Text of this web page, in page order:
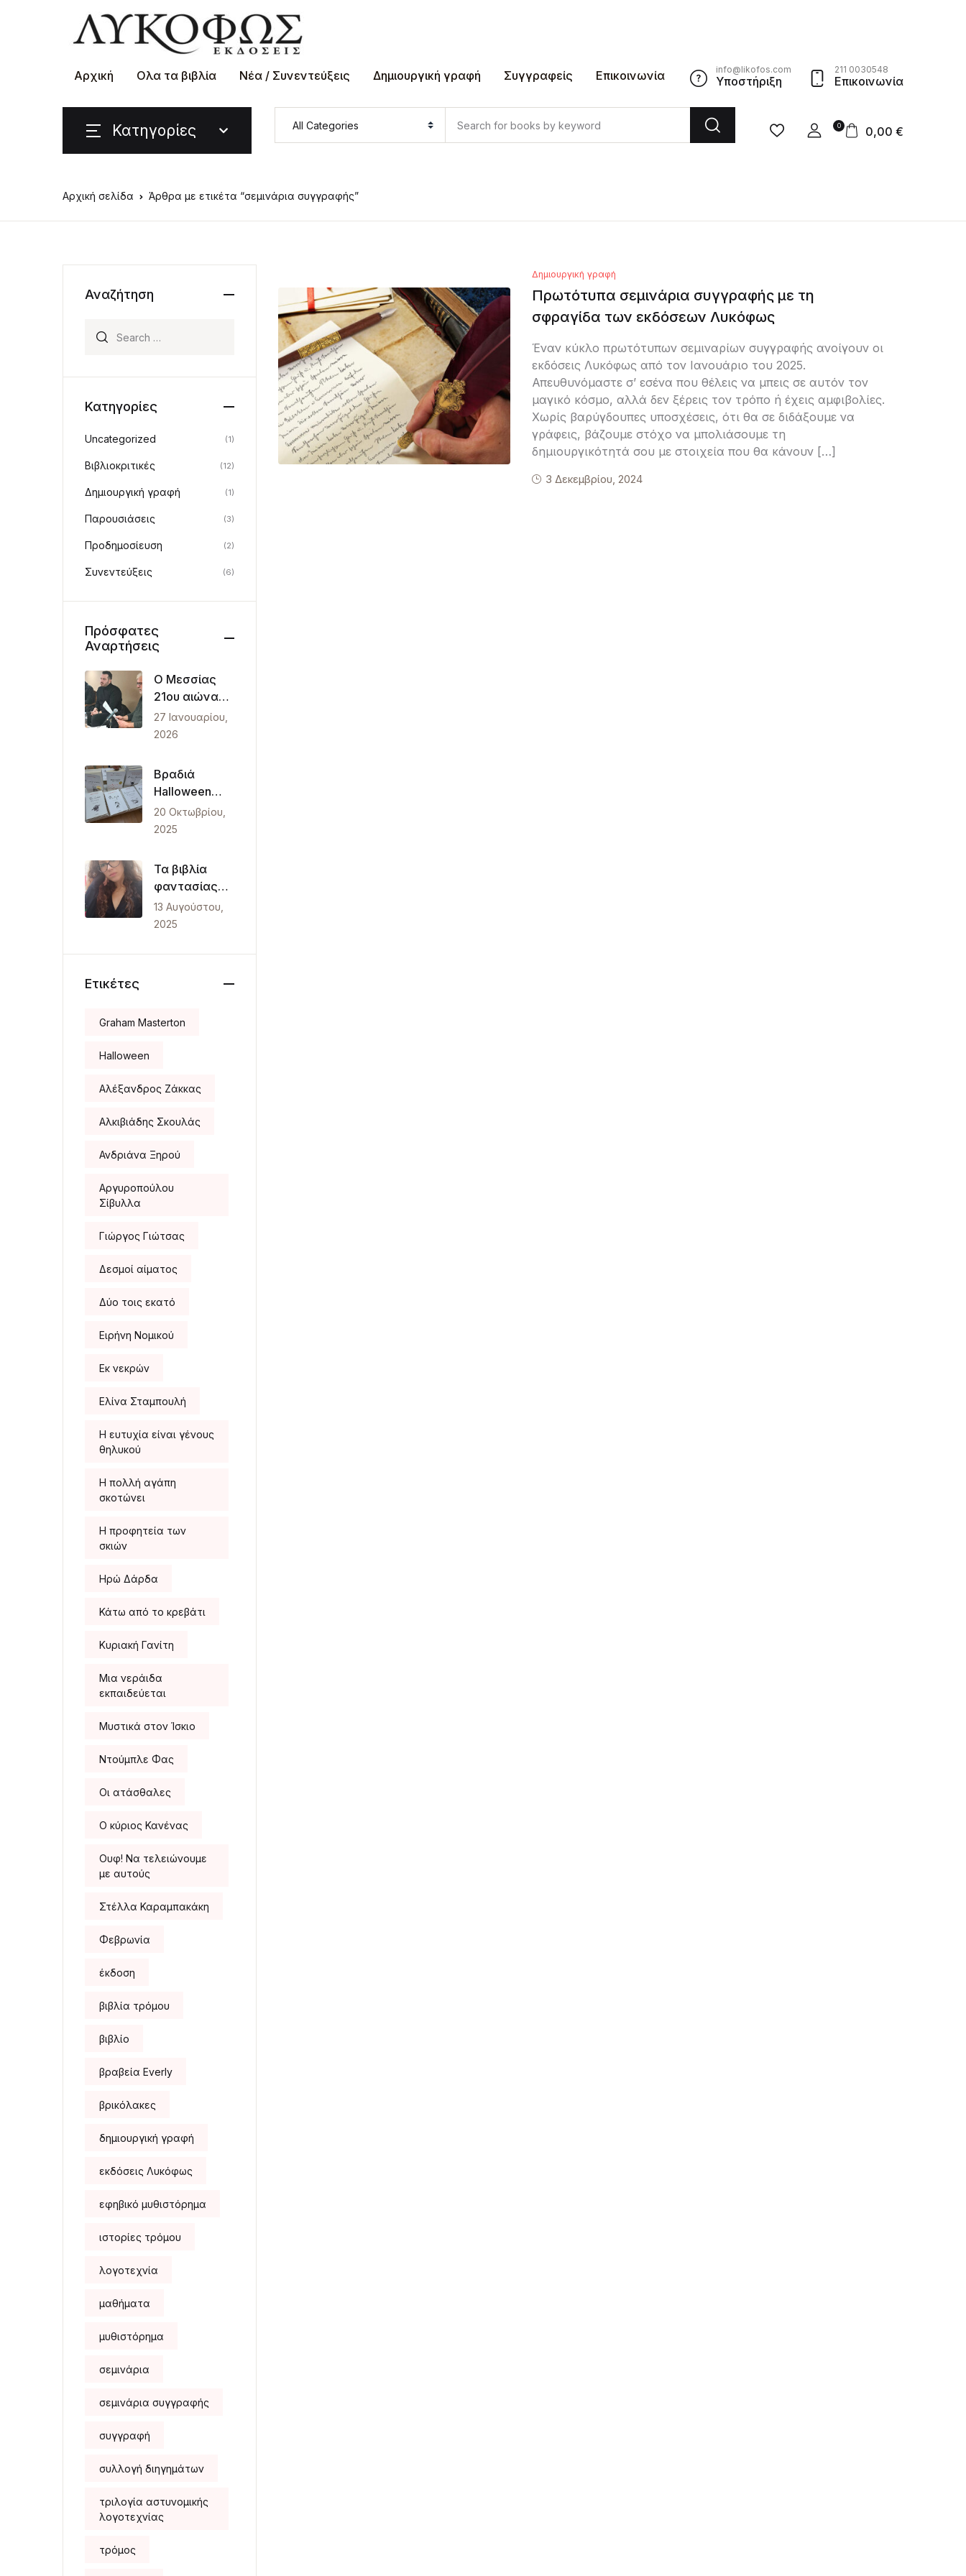
Αρχική Ολα τα βιβλία Νέα / Συνεντεύξεις Δημιουργική γραφή Συγγραφείς Επικοινωνία info@likofos.com
Υποστήριξη
211 0030548
Επικοινωνία
Κατηγορίες 0 0,00 €
Αρχική σελίδα Άρθρα με ετικέτα “σεμινάρια συγγραφής”
Δημιουργική γραφή
Πρωτότυπα σεμινάρια συγγραφής με τη
σφραγίδα των εκδόσεων Λυκόφως
Έναν κύκλο πρωτότυπων σεμιναρίων συγγραφής ανοίγουν οι
εκδόσεις Λυκόφως από τον Ιανουάριο του 2025.
Απευθυνόμαστε σ’ εσένα που θέλεις να μπεις σε αυτόν τον
μαγικό κόσμο, αλλά δεν ξέρεις τον τρόπο ή έχεις αμφιβολίες.
Χωρίς βαρύγδουπες υποσχέσεις, ότι θα σε διδάξουμε να
γράφεις, βάζουμε στόχο να μπολιάσουμε τη
δημιουργικότητά σου με στοιχεία που θα κάνουν […]
3 Δεκεμβρίου, 2024
Αναζήτηση
Κατηγορίες
Uncategorized (1)
Βιβλιοκριτικές (12)
Δημιουργική γραφή (1)
Παρουσιάσεις (3)
Προδημοσίευση (2)
Συνεντεύξεις (6)
Πρόσφατες
Αναρτήσεις
Ο Μεσσίας
21ου αιώνα
ξεκίνησε το
ταξίδι του
Θεσσαλονίκη
27 Ιανουαρίου,
2026
Βραδιά
Halloween
στο Art and
Books Studio
εκδόσεων
Λυκόφως
20 Οκτωβρίου,
2025
Τα βιβλία
φαντασίας
είναι ένα
μέσο
την
13 Αυγούστου,
2025
Ετικέτες
Graham Masterton
Halloween
Αλέξανδρος Ζάκκας
Αλκιβιάδης Σκουλάς
Ανδριάνα Ξηρού
Αργυροπούλου
Σίβυλλα
Γιώργος Γιώτσας
Δεσμοί αίματος
Δύο τοις εκατό
Ειρήνη Νομικού
Εκ νεκρών
Ελίνα Σταμπουλή
Η ευτυχία είναι γένους
θηλυκού
Η πολλή αγάπη
σκοτώνει
Η προφητεία των
σκιών
Ηρώ Δάρδα
Κάτω από το κρεβάτι
Κυριακή Γανίτη
Μια νεράιδα
εκπαιδεύεται
Μυστικά στον Ίσκιο
Ντούμπλε Φας
Οι ατάσθαλες
Ο κύριος Κανένας
Ουφ! Να τελειώνουμε
με αυτούς
Στέλλα Καραμπακάκη
Φεβρωνία
έκδοση
βιβλία τρόμου
βιβλίο
βραβεία Everly
βρικόλακες
δημιουργική γραφή
εκδόσεις Λυκόφως
εφηβικό μυθιστόρημα
ιστορίες τρόμου
λογοτεχνία
μαθήματα
μυθιστόρημα
σεμινάρια
σεμινάρια συγγραφής
συγγραφή
συλλογή διηγημάτων
τριλογία αστυνομικής
λογοτεχνίας
τρόμος